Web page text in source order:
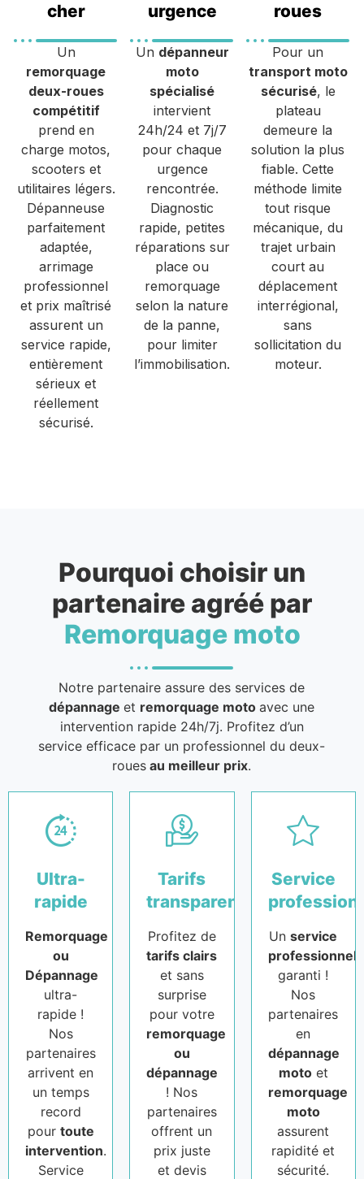
cher
Un
remorquage
deux-roues
compétitif
prend en
charge motos,
scooters et
utilitaires légers.
Dépanneuse
parfaitement
adaptée,
arrimage
professionnel
et prix maîtrisé
assurent un
service rapide,
entièrement
sérieux et
réellement
sécurisé.
urgence
Un dépanneur
moto
spécialisé
intervient
24h/24 et 7j/7
pour chaque
urgence
rencontrée.
Diagnostic
rapide, petites
réparations sur
place ou
remorquage
selon la nature
de la panne,
pour limiter
l’immobilisation.
roues
Pour un
transport moto
sécurisé, le
plateau
demeure la
solution la plus
fiable. Cette
méthode limite
tout risque
mécanique, du
trajet urbain
court au
déplacement
interrégional,
sans
sollicitation du
moteur.
Pourquoi choisir un
partenaire agréé par
Remorquage moto
Notre partenaire assure des services de
dépannageet remorquage motoavec une
intervention rapide 24h/7j. Profitez d’un
service efficace par un professionnel du deux-
roues au meilleur prix.
Ultra-
rapide
Remorquage
ou
Dépannage
ultra-
rapide !
Nos
partenaires
arrivent en
un temps
record
pour toute
intervention.
Service
Tarifs
transparents
Profitez de
tarifs clairs
et sans
surprise
pour votre
remorquage
ou
dépannage
! Nos
partenaires
offrent un
prix juste
et devis
Service
Unservice
professionnel
garanti !
Nos
partenaires
en
dépannage
motoet
remorquage
moto
assurent
rapidité et
sécurité.